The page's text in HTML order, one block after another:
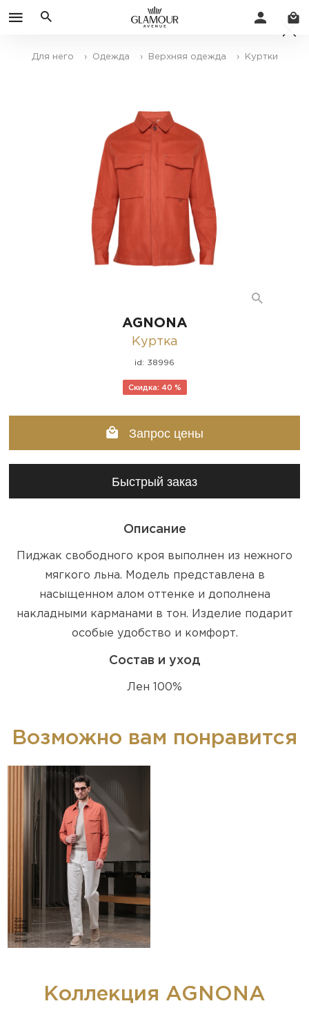
Для него › Одежда › Верхняя одежда › Куртки
AGNONA
Куртка
id: 38996
Скидка: 40 %
Запрос цены
Быстрый заказ
Описание
Пиджак свободного кроя выполнен из нежного
мягкого льна. Модель представлена в
насыщенном алом оттенке и дополнена
накладными карманами в тон. Изделие подарит
особые удобство и комфорт.
Состав и уход
Лен 100%
Возможно вам понравится
Коллекция AGNONA